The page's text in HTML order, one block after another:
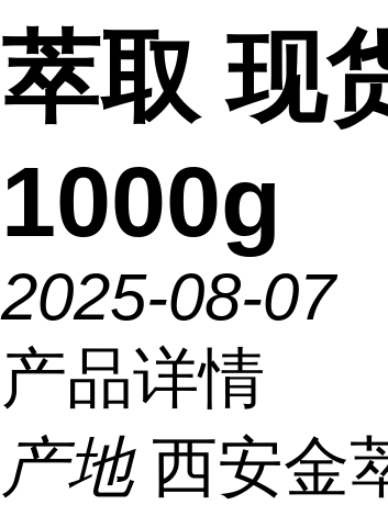
萃取 现
1000g
2025-08-07
产品详情
产地 西安金